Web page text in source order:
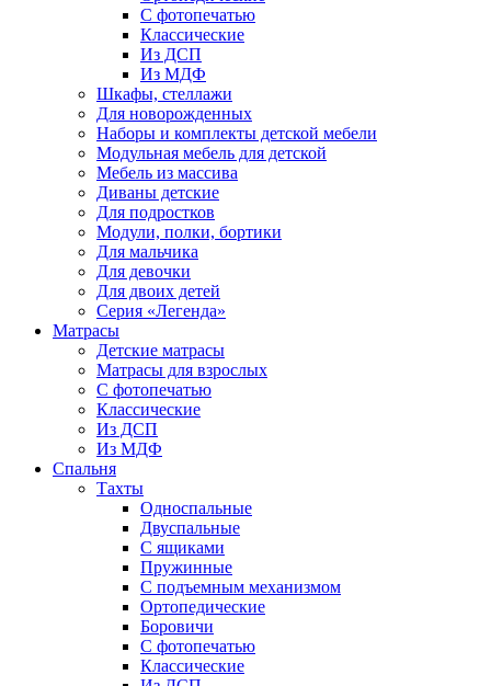
С фотопечатью
Классические
Из ДСП
Из МДФ
Шкафы, стеллажи
Для новорожденных
Наборы и комплекты детской мебели
Модульная мебель для детской
Мебель из массива
Диваны детские
Для подростков
Модули, полки, бортики
Для мальчика
Для девочки
Для двоих детей
Серия «Легенда»
Матрасы
Детские матрасы
Матрасы для взрослых
С фотопечатью
Классические
Из ДСП
Из МДФ
Спальня
Тахты
Односпальные
Двуспальные
С ящиками
Пружинные
С подъемным механизмом
Ортопедические
Боровичи
С фотопечатью
Классические